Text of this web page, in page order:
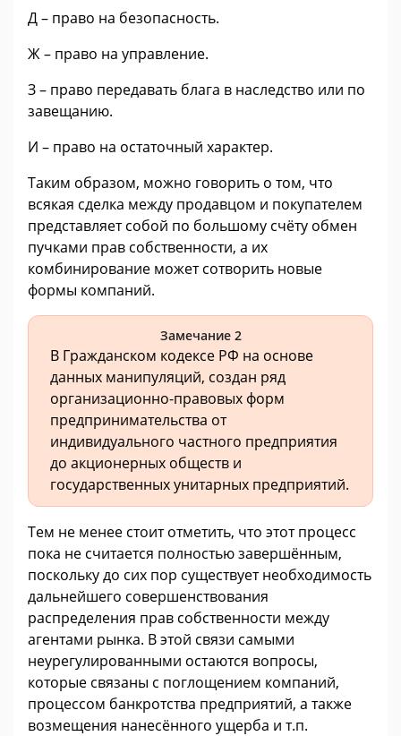
Д – право на безопасность.
Ж – право на управление.
З – право передавать блага в наследство или по
завещанию.
И – право на остаточный характер.
Таким образом, можно говорить о том, что
всякая сделка между продавцом и покупателем
представляет собой по большому счёту обмен
пучками прав собственности, а их
комбинирование может сотворить новые
формы компаний.
Замечание 2
В Гражданском кодексе РФ на основе
данных манипуляций, создан ряд
организационно-правовых форм
предпринимательства от
индивидуального частного предприятия
до акционерных обществ и
государственных унитарных предприятий.
Тем не менее стоит отметить, что этот процесс
пока не считается полностью завершённым,
поскольку до сих пор существует необходимость
дальнейшего совершенствования
распределения прав собственности между
агентами рынка. В этой связи самыми
неурегулированными остаются вопросы,
которые связаны с поглощением компаний,
процессом банкротства предприятий, а также
возмещения нанесённого ущерба и т.п.